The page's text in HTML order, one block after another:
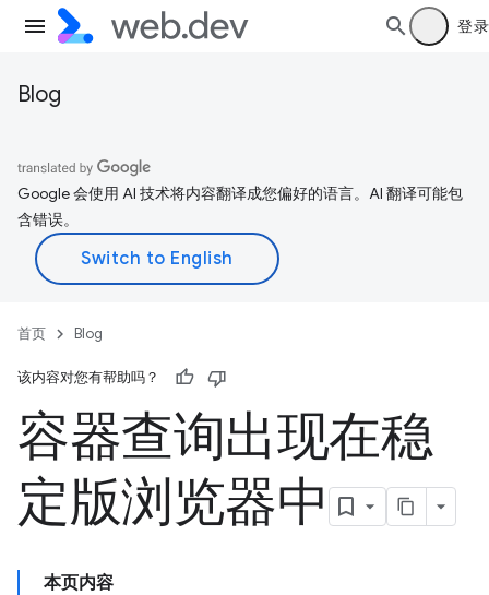
登录
Blog
Google 会使用 AI 技术将内容翻译成您偏好的语言。AI 翻译可能包
含错误。
首页 Blog
该内容对您有帮助吗？
容器查询出现在稳
定版浏览器中
本页内容